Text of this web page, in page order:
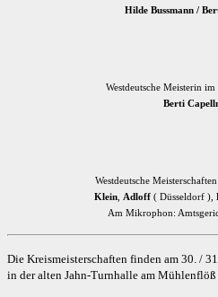
Hilde Bussmann /
Westdeutsche Meisterin
Berti
Westdeutsche
Klein Adloff ( Düsseldorf ),
Am Mikrophon:
Die Kreismeisterschaften finden am 30. /
in der alten Jahn-Turnhalle am Mühlenflöß